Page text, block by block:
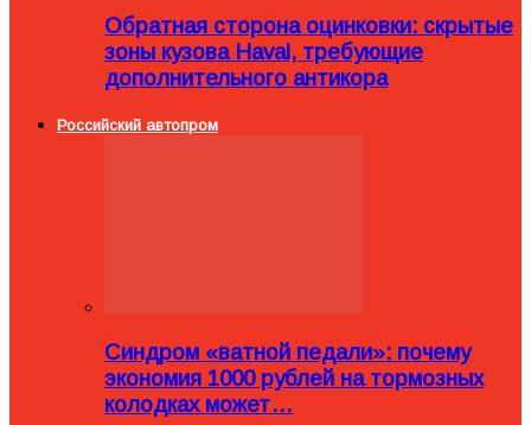
Обратная сторона оцинковки: скрытые
зоны кузова Haval, требующие
дополнительного антикора
Российский автопром
Синдром «ватной педали»: почему
экономия 1000 рублей на тормозных
колодках может…